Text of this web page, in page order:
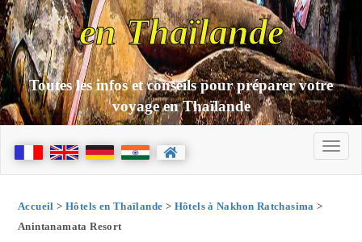
en Thaïlande
Toutes les infos et conseils pour préparer votre
voyage en Thaïlande
Accueil > Hôtels en Thaïlande > Hôtels à Nakhon Ratchasima >
Anintanamata Resort